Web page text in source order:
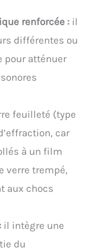
renforcée : il
différentes ou
pour atténuer
feuilleté (type
car
à un film
verre trempé,
aux chocs
il intègre une
du